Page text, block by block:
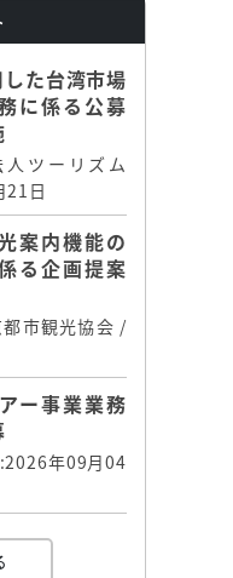
た台湾市場
に係る公募
ツーリズム
21日
案内機能の
る企画提案
市観光協会 /
ー事業業務
年09月04